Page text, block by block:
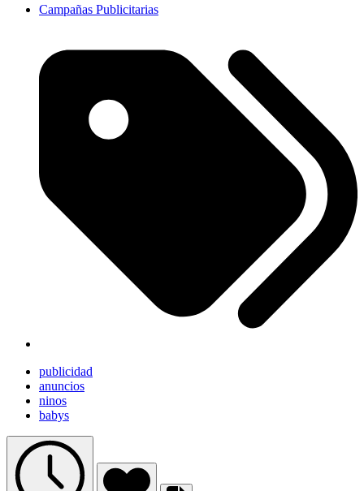
Campañas Publicitarias
publicidad
anuncios
ninos
babys